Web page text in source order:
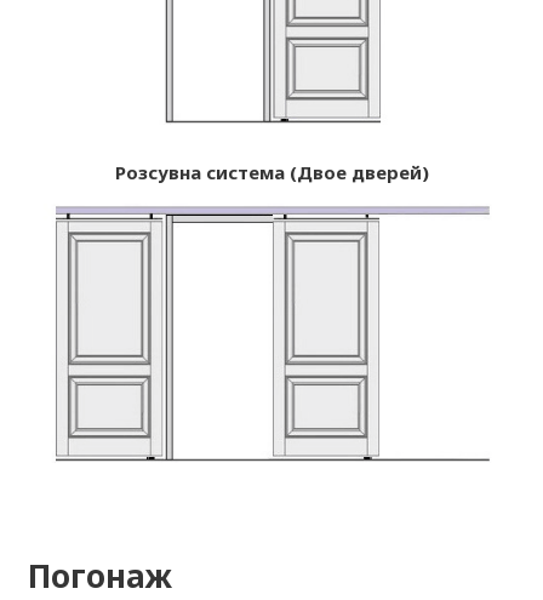
Розсувна система (Двое дверей)
Погонаж